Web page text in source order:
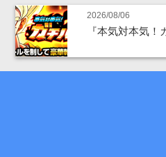
2026/08/06
『本気対本気